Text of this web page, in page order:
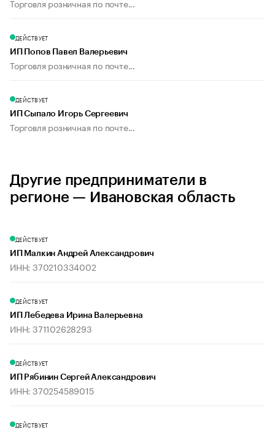
Торговля розничная по почте...
ДЕЙСТВУЕТ
ИП Попов Павел Валерьевич
Торговля розничная по почте...
ДЕЙСТВУЕТ
ИП Сыпало Игорь Сергеевич
Торговля розничная по почте...
Другие предприниматели в
регионе — Ивановская область
ДЕЙСТВУЕТ
ИП Малкин Андрей Александрович
ИНН: 370210334002
ДЕЙСТВУЕТ
ИП Лебедева Ирина Валерьевна
ИНН: 371102628293
ДЕЙСТВУЕТ
ИП Рябинин Сергей Александрович
ИНН: 370254589015
ДЕЙСТВУЕТ